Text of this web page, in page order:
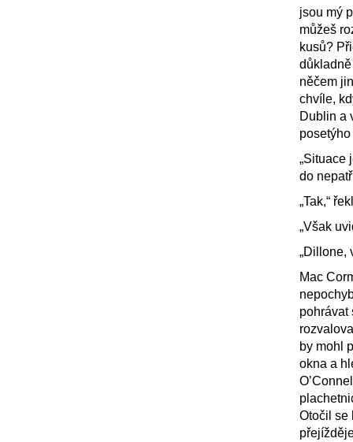
jsou mý
můžeš
kusů?
něčem
chvíle,
Dublin a
posetýho
„Situace
do
„Tak,“
„Však
„Dillone,
Mac
pohrávat
by mohl
okna a
Otočil se